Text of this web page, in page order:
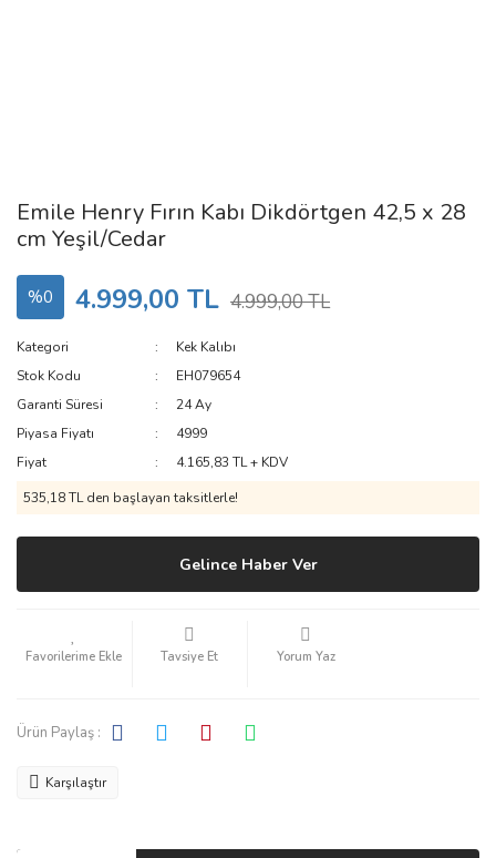
Emile Henry Fırın Kabı Dikdörtgen 42,5 x 28
cm Yeşil/Cedar
%0 4.999,00 TL 4.999,00 TL
Kategori
Kek Kalıbı
Stok Kodu
EH079654
Garanti Süresi
24 Ay
Piyasa Fiyatı
4999
Fiyat
4.165,83 TL + KDV
535,18 TL den başlayan taksitlerle!
Gelince Haber Ver
Tavsiye Et Yorum Yaz
Ürün Paylaş :
Karşılaştır